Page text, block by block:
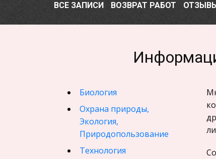
ВСЕ ЗАПИСИ ВОЗВРАТ РАБОТ
Биология
Охрана природы,
Экология,
Природопользование
Технология